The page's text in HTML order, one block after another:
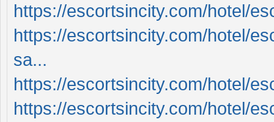
https://escortsincity.com/hotel/
https://escortsincity.com/hotel/
sa...
https://escortsincity.com/hotel/
https://escortsincity.com/hotel/